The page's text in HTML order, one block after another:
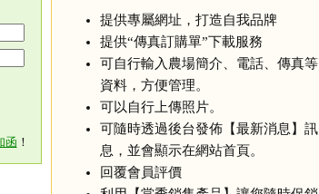
函 ！
提供專屬網址，打造自我品牌
提供“傳真訂購單”下載服務
可自行輸入農場簡介、電話、傳真等
資料，方便管理。
可以自行上傳照片。
可隨時透過後台發佈【最新消息】訊
息，並會顯示在網站首頁。
回覆會員評價